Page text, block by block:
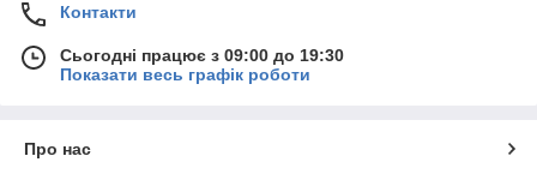
Контакти
Сьогодні працює з 09:00 до 19:30
Показати весь графік роботи
Про нас